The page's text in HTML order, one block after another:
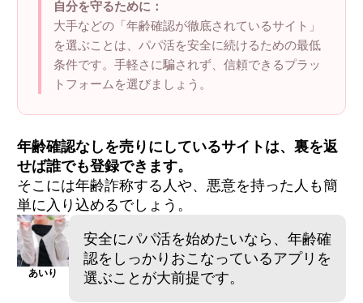
自分を守るために：
大手などの「年齢確認が徹底されているサイト」
を選ぶことは、パパ活を安全に続けるための最低
条件です。手軽さに騙されず、信頼できるプラッ
トフォームを選びましょう。
年齢確認なしを売りにしているサイトは、裏を返
せば誰でも登録できます。
そこには年齢詐称する人や、悪意を持った人も簡
単に入り込めるでしょう。
あいり
安全にパパ活を始めたいなら、年齢確
認をしっかりおこなっているアプリを
選ぶことが大前提です。